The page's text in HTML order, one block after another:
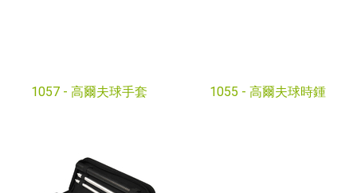
1057 - 高爾夫球手套 1055 - 高爾夫球時鍾